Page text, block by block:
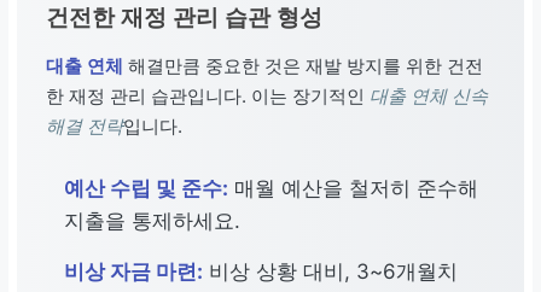
건전한 재정 관리 습관 형성
대출 연체 해결만큼 중요한 것은 재발 방지를 위한 건전
한 재정 관리 습관입니다. 이는 장기적인 대출 연체 신속
해결 전략입니다.
예산 수립 및 준수: 매월 예산을 철저히 준수해
지출을 통제하세요.
비상 자금 마련: 비상 상황 대비, 3~6개월치